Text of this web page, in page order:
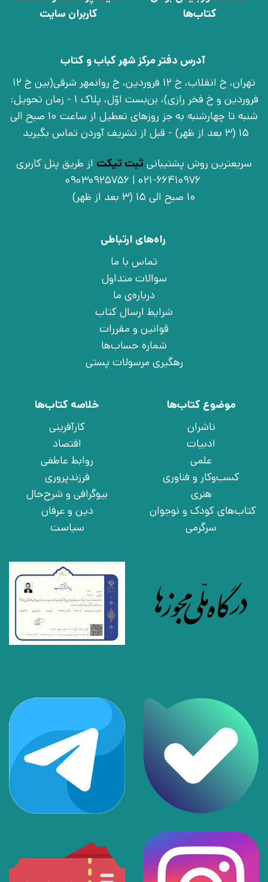
کتاب‌ها
کاربران سایت
آدرس دفتر مرکز شهر کباب و کتاب
تهران، خ انقلاب، خ 12 فروردین، خ روانمهر شرقی(بین خ 12
فروردین و خ فخر رازی)، بن‌بست اوّل، پلاک 1 - زمان تحویل:
شنبه تا چهارشنبه به جز روزهای تعطیل از ساعت 10 صبح الی
15 (3 بعد از ظهر) - قبل از تشریف آوردن تماس بگیرید
سریعترین روش پشتیبانی ثبت تیکت از طریق پنل کاربری
021-66410976 | 09030925756
10 صبح الی 15 (3 بعد از ظهر)
راه‌های ارتباطی
تماس با ما
سوالات متداول
درباره‌ی ما
شرایط ارسال کتاب
قوانین و مقررات
شماره حساب‌ها
رهگیری مرسولات پستی
موضوع کتاب‌ها
ناشران
ادبیات
علمی
کسب‌وکار و فناوری
هنری
کتاب‌های کودک و نوجوان
سرگرمی
خلاصه کتاب‌ها
کارآفرینی
اقتصاد
روابط عاطفی
فرزندپروری
بیوگرافی و شرح‌حال
دین و عرفان
سیاست